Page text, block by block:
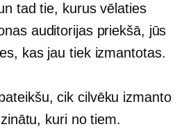
tad tie, kurus vēlaties
auditorijas priekšā, jūs
kas jau tiek izmantotas.
cik cilvēku izmanto
kuri no tiem.